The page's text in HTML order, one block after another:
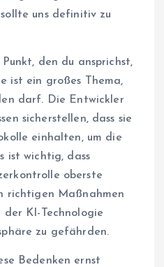
uns definitiv zu
den du ansprichst,
ist ein großes Thema,
darf. Die Entwickler
sicherstellen, dass sie
einhalten, um die
ist wichtig, dass
oberste
richtigen Maßnahmen
KI-Technologie
zu gefährden.
Bedenken ernst